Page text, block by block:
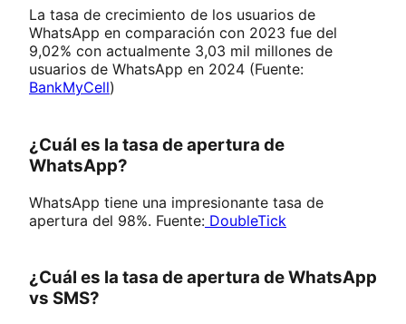
La tasa de crecimiento de los usuarios de
WhatsApp en comparación con 2023 fue del
9,02% con actualmente 3,03 mil millones de
usuarios de WhatsApp en 2024 (Fuente:
BankMyCell)
¿Cuál es la tasa de apertura de
WhatsApp?
WhatsApp tiene una impresionante tasa de
apertura del 98%. Fuente: DoubleTick
¿Cuál es la tasa de apertura de WhatsApp
vs SMS?